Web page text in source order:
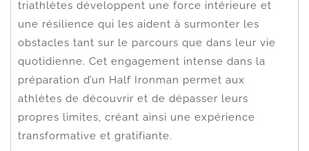
triathlètes développent une force intérieure et
une résilience qui les aident à surmonter les
obstacles tant sur le parcours que dans leur vie
quotidienne. Cet engagement intense dans la
préparation d’un Half Ironman permet aux
athlètes de découvrir et de dépasser leurs
propres limites, créant ainsi une expérience
transformative et gratifiante.